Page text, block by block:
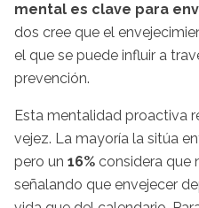
mental es clave para
dos cree que el
el que se puede influir a
prevención.
Esta mentalidad proactiva
vejez. La mayoría la sitúa
pero un 16% considera que
señalando que envejecer